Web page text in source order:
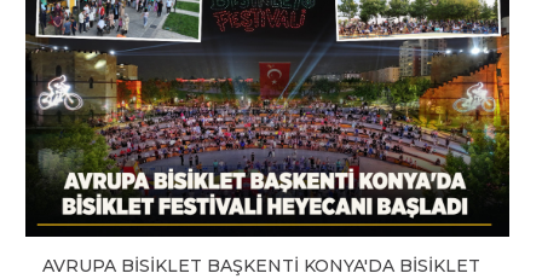
AVRUPA BİSİKLET BAŞKENTİ KONYA'DA BİSİKLET